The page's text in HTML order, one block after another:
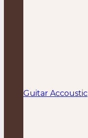
Guitar Accoustic